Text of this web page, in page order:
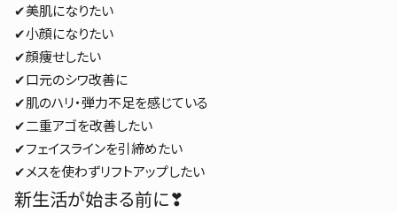
✔美肌になりたい
✔小顔になりたい
✔顔痩せしたい
✔口元のシワ改善に
✔肌のハリ・弾力不足を感じている
✔二重アゴを改善したい
✔フェイスラインを引締めたい
✔メスを使わずリフトアップしたい
新生活が始まる前に❣